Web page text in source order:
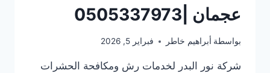
عجمان |0505337973
بواسطة أبراهيم خاطر فبراير 5, 2026
شركة نور البدر لخدمات رش ومكافحة الحشرات